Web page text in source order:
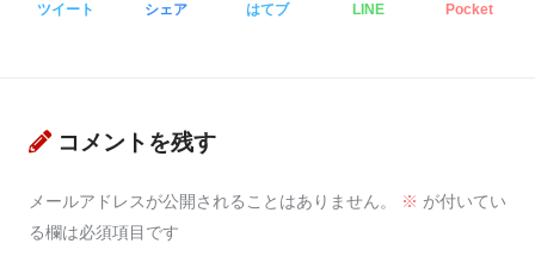
ツイート シェア はてブ LINE Pocket
コメントを残す
メールアドレスが公開されることはありません。 ※ が付いてい
る欄は必須項目です